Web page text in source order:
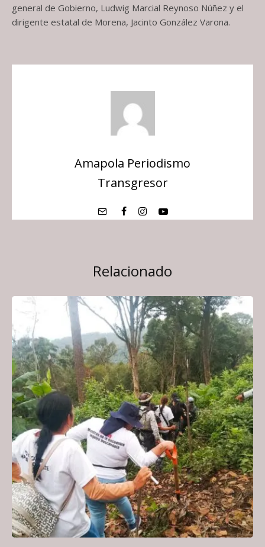
general de Gobierno, Ludwig Marcial Reynoso Núñez y el
dirigente estatal de Morena, Jacinto González Varona.
Amapola Periodismo
Transgresor
Relacionado